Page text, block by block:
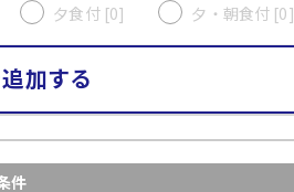
夕食付 [0] 夕・朝食付 [0]
加する
件